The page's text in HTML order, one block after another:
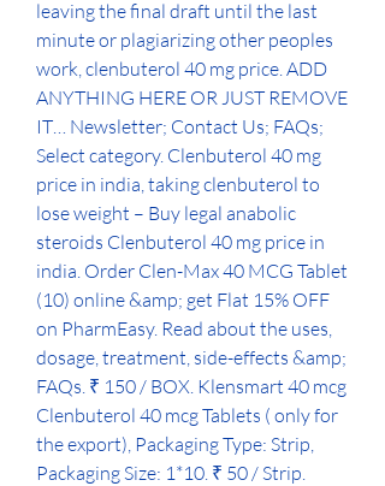
leaving the final draft until the last
minute or plagiarizing other peoples
work, clenbuterol 40 mg price. ADD
ANYTHING HERE OR JUST REMOVE
IT… Newsletter; Contact Us; FAQs;
Select category. Clenbuterol 40 mg
price in india, taking clenbuterol to
lose weight – Buy legal anabolic
steroids Clenbuterol 40 mg price in
india. Order Clen-Max 40 MCG Tablet
(10) online &amp; get Flat 15% OFF
on PharmEasy. Read about the uses,
dosage, treatment, side-effects &amp;
FAQs. ₹ 150 / BOX. Klensmart 40 mcg
Clenbuterol 40 mcg Tablets ( only for
the export), Packaging Type: Strip,
Packaging Size: 1*10. ₹ 50 / Strip.